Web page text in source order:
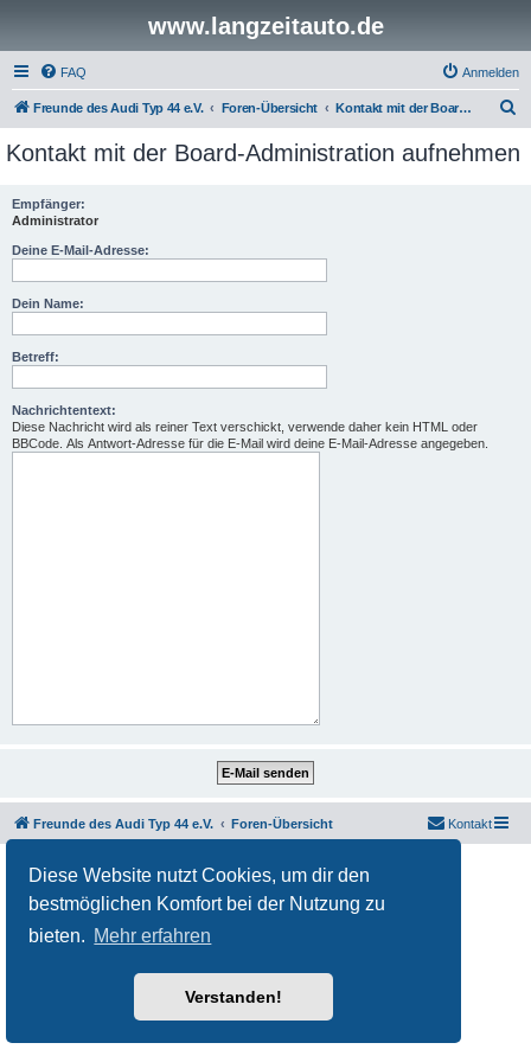
Diese Website nutzt Cookies, um dir den
bestmöglichen Komfort bei der Nutzung zu
bieten. Mehr erfahren
Verstanden!
www.langzeitauto.de
FAQ Anmelden
Freunde des Audi Typ 44 e.V. Foren-Übersicht Kontakt mit der Board-Administration aufnehmen
c
Kontakt mit der Board-Administration aufnehmen
Empfänger:
Administrator
Deine E-Mail-Adresse:
Dein Name:
Betreff:
Nachrichtentext:
Diese Nachricht wird als reiner Text verschickt, verwende daher kein HTML oder
BBCode. Als Antwort-Adresse für die E-Mail wird deine E-Mail-Adresse angegeben.
Freunde des Audi Typ 44 e.V. Foren-Übersicht Kontakt
Powered by phpBB
® Forum Software © phpBB Limited
Deutsche Übersetzung durch
Datenschutz|Nutzungsbedingungen